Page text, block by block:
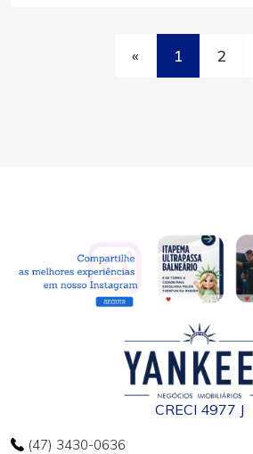
« 1 2
CRECI 4977 J
(47) 3430-0636